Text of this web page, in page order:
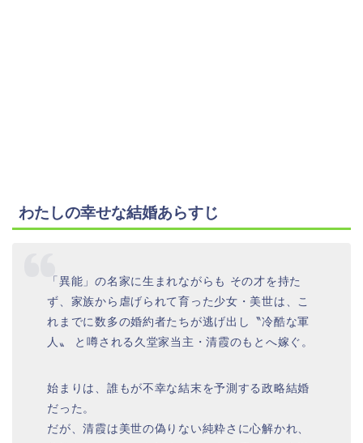
わたしの幸せな結婚あらすじ
「異能」の名家に生まれながらも その才を持た
ず、家族から虐げられて育った少女・美世は、こ
れまでに数多の婚約者たちが逃げ出し〝冷酷な軍
人〟 と噂される久堂家当主・清霞のもとへ嫁ぐ。
始まりは、誰もが不幸な結末を予測する政略結婚
だった。
だが、清霞は美世の偽りない純粋さに心解かれ、